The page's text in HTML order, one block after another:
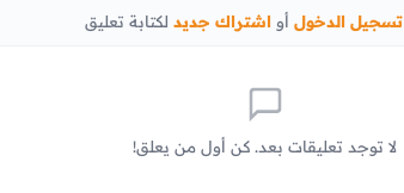
تسجيل الدخول أو اشتراك جديد لكتابة تعليق
لا توجد تعليقات بعد. كن أول من يعلق!